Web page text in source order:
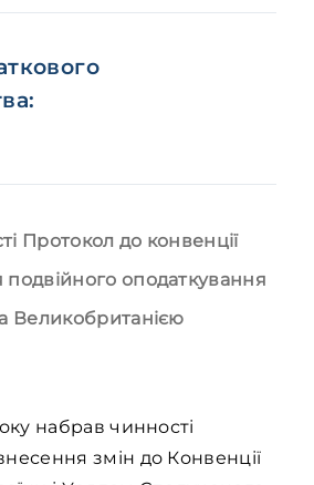
Протокол до конвенції
оподаткування
Великобританією
набрав чинності
змін до Конвенції